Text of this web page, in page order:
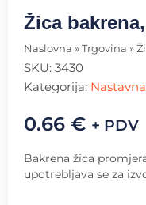
Žica
Naslovna » Trgovina »
SKU: 3430
Kategorija:
0.66 € + PDV
Bakrena žica
upotrebljava se za